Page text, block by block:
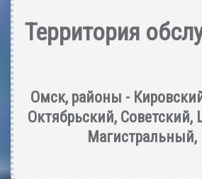
Территория
Омск, районы -
Октябрьский, Советский,
Магистральный,